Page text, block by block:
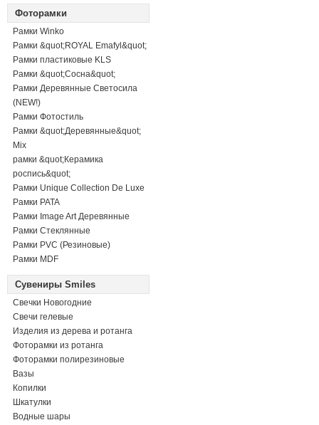
Фоторамки
Рамки Winko
Рамки &quot;ROYAL Emafyl&quot;
Рамки пластиковые KLS
Рамки &quot;Сосна&quot;
Рамки Деревянные Светосила
(NEW!)
Рамки Фотостиль
Рамки &quot;Деревянные&quot;
Mix
рамки &quot;Керамика
роспись&quot;
Рамки Unique Collection De Luxe
Рамки PATA
Рамки Image Art Деревянные
Рамки Стеклянные
Рамки PVC (Резиновые)
Рамки MDF
Сувениры Smiles
Свечки Новогодние
Свечи гелевые
Изделия из дерева и ротанга
Фоторамки из ротанга
Фоторамки полирезиновые
Вазы
Копилки
Шкатулки
Водные шары